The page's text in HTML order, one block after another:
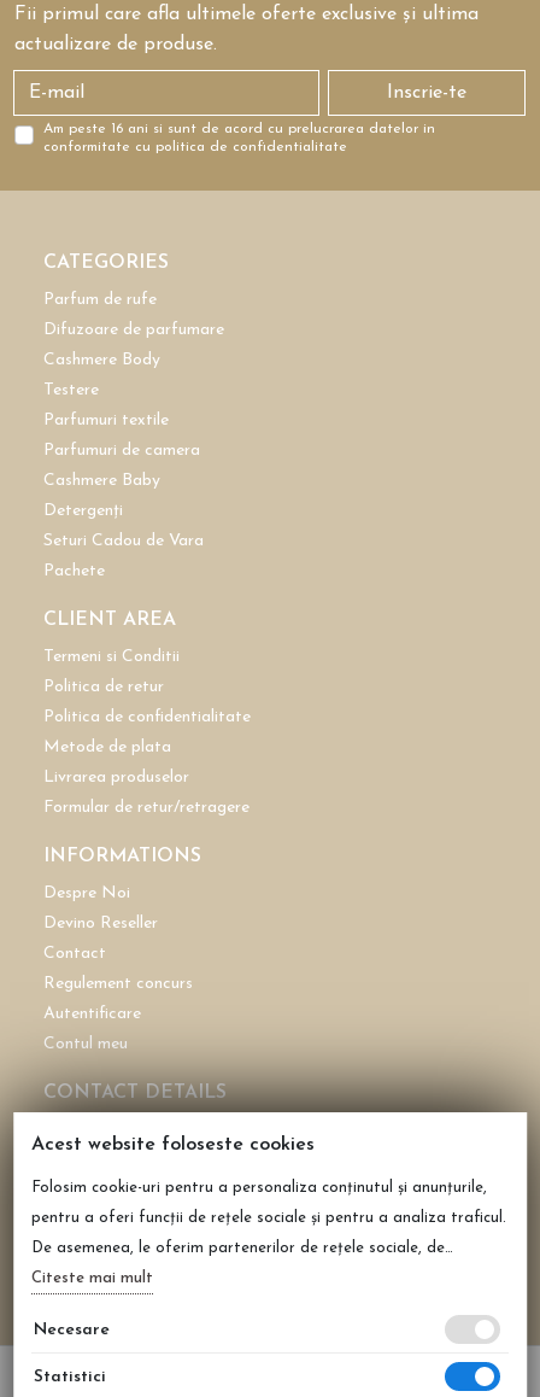
Fii primul care afla ultimele oferte exclusive și ultima
actualizare de produse.
Inscrie-te
Am peste 16 ani si sunt de acord cu prelucrarea datelor in
conformitate cu politica de confidentialitate
CATEGORIES
Parfum de rufe
Difuzoare de parfumare
Cashmere Body
Testere
Parfumuri textile
Parfumuri de camera
Cashmere Baby
Detergenți
Seturi Cadou de Vara
Pachete
CLIENT AREA
Termeni si Conditii
Politica de retur
Politica de confidentialitate
Metode de plata
Livrarea produselor
Formular de retur/retragere
INFORMATIONS
Despre Noi
Devino Reseller
Contact
Regulement concurs
Autentificare
Contul meu
CONTACT DETAILS
Reg. Com. J40/2158/2021
0735 108 675
office@cashmerearoma.ro
Șoseaua de centura București Domnești nr 86, Clinceni,
Acest website foloseste cookies
Folosim cookie-uri pentru a personaliza conținutul și anunțurile,
pentru a oferi funcții de rețele sociale și pentru a analiza traficul.
De asemenea, le oferim partenerilor de rețele sociale, de
publicitate și de analize informații cu privire la modul în care
oferite de dvs. sau culese în urma folosirii serviciilor lor.
Citeste mai mult
Necesare
Statistici